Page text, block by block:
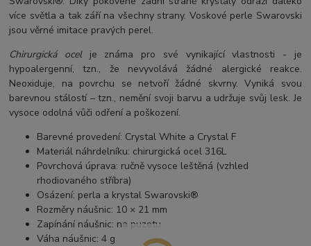
více světla a tak září na všechny strany. Voskové perle Swarovski
jsou věrné imitace pravých perel.
Chirurgická ocelje známa pro své vynikající vlastnosti - je
hypoalergenní, tzn., že nevyvolává žádné alergické reakce.
Neoxiduje, na povrchu se netvoří žádné skvrny. Vyniká svou
barevnou stálostí – tzn., nemění svoji barvu a udržuje svůj lesk. Je
vysoce odolná vůči odření a poškození.
Barevné provedení: Crystal White a Crystal F
Materiál náhrdelníku: chirurgická ocel 316L
Povrchová úprava: ručně vysoce leštěná (vzhled
rhodiovaného stříbra)
Osázení: perla a krystal Swarovski®
Rozměry náušnic: 10 × 21 mm
Zapínání náušnic: na puzetu
Váha náušnic: 4 g